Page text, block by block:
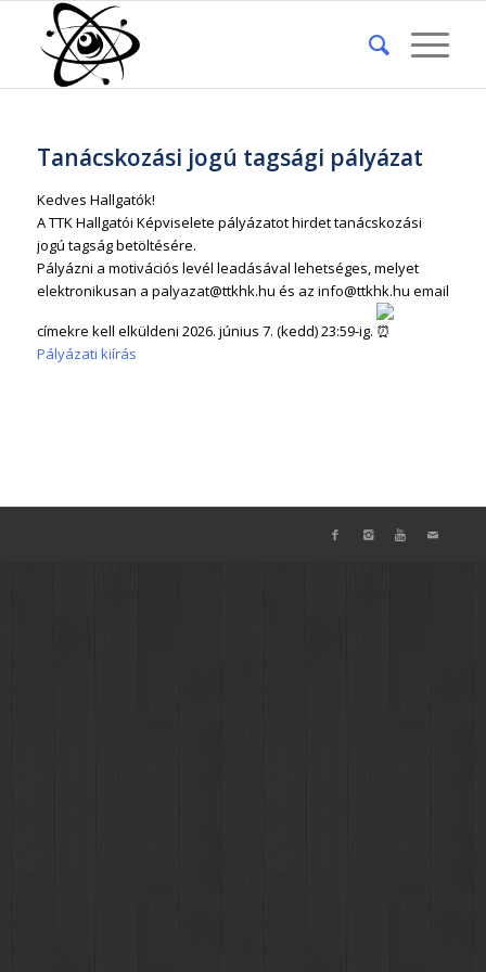
Tanácskozási jogú tagsági pályázat
Kedves Hallgatók!
A TTK Hallgatói Képviselete pályázatot hirdet tanácskozási
jogú tagság betöltésére.
Pályázni a motivációs levél leadásával lehetséges, melyet
elektronikusan a palyazat@ttkhk.hu és az info@ttkhk.hu email
címekre kell elküldeni 2026. június 7. (kedd) 23:59-ig.
Pályázati kiírás